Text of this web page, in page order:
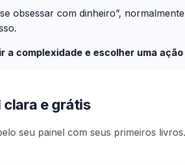
obsessar com dinheiro”,
e escolher uma ação
clara e grátis
seu painel com seus primeiros livros.